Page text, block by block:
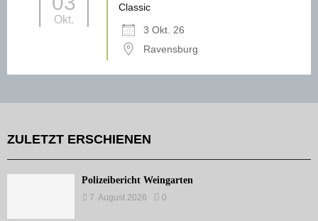
Okt.
Classic
3 Okt. 26
Ravensburg
ZULETZT ERSCHIENEN
Polizeibericht Weingarten
7. August 2026 0